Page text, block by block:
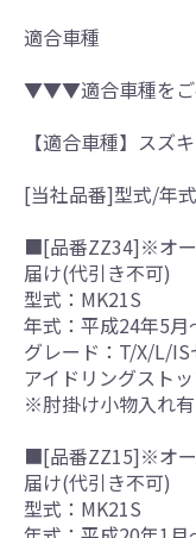
適合車種
▼▼▼適合車種を
【適合車種】スズ
[当社品番]型式/年
■[品番ZZ34]※オー
届け(代引き不可)
型式：MK21S
年式：平成24年5月
グレード：T/X/L/
アイドリングスト
※肘掛け小物入れ
■[品番ZZ15]※オー
届け(代引き不可)
型式：MK21S